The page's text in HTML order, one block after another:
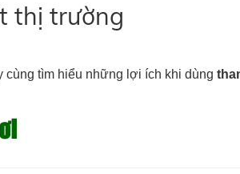
thị trường
cùng tìm hiểu những lợi ích khi dùng